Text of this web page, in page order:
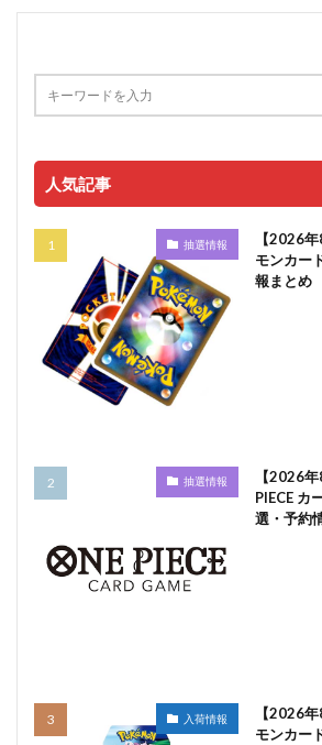
人気記事
抽選情報
【2026
モンカー
報まとめ
抽選情報
【2026
PIECE カ
選・予約
入荷情報
【2026
モンカー